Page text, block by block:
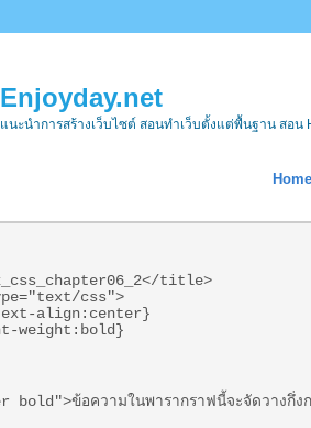
Enjoyday.net
แนะนำการสร้างเว็บไซต์ สอนทำเว็บตั้งแต่พื้นฐาน สอน
Home